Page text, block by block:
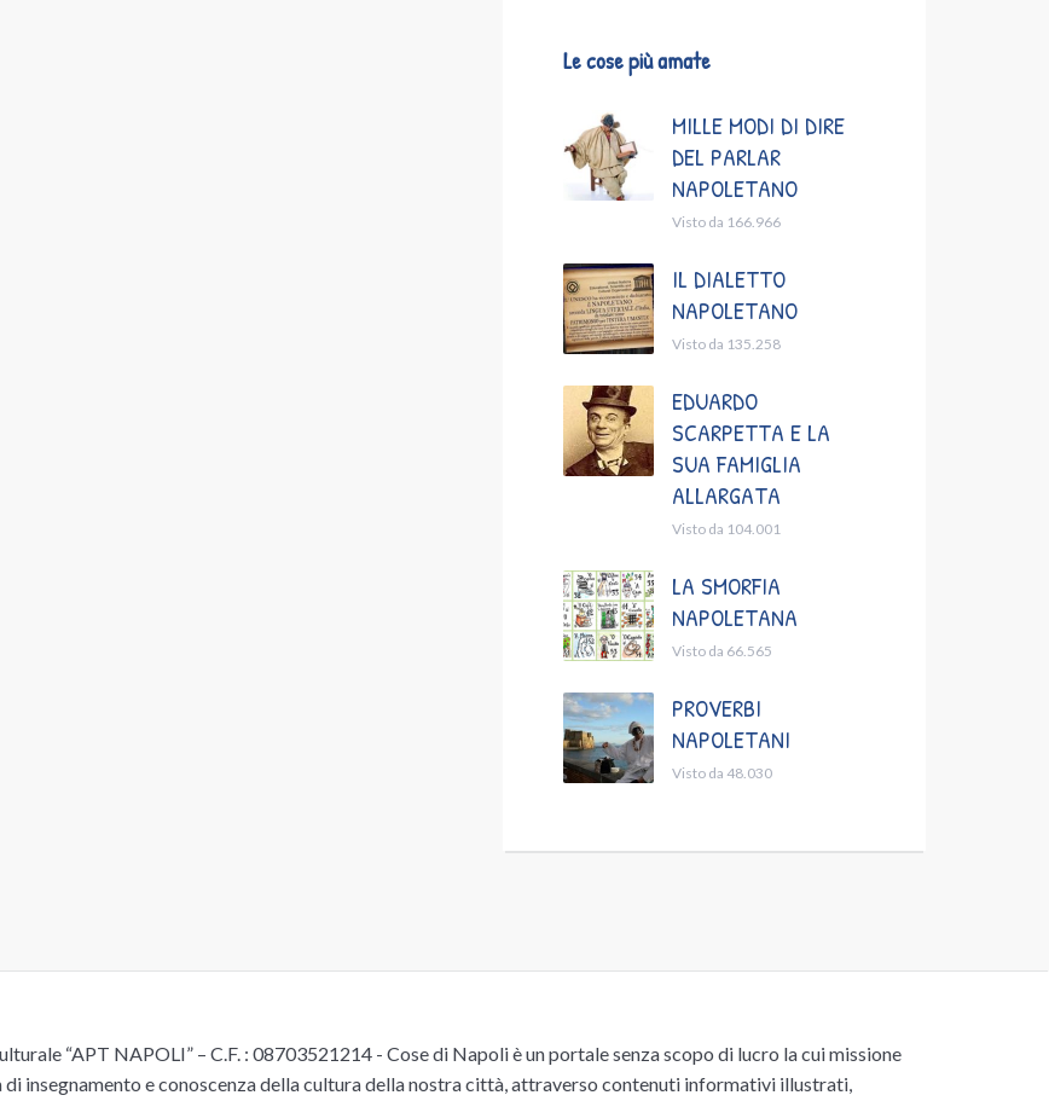
Le cose più amate
MILLE MODI DI DIRE
DEL PARLAR
NAPOLETANO
Visto da 166.966
IL DIALETTO
NAPOLETANO
Visto da 135.258
EDUARDO
SCARPETTA E LA
SUA FAMIGLIA
ALLARGATA
Visto da 104.001
LA SMORFIA
NAPOLETANA
Visto da 66.565
PROVERBI
NAPOLETANI
Visto da 48.030
“APT NAPOLI” – C.F. : 08703521214 - Cose di Napoli è un portale senza scopo di lucro la cui missione
insegnamento e conoscenza della cultura della nostra città, attraverso contenuti informativi illustrati,